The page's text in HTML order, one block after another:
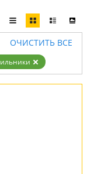
ОЧИСТИТЬ ВСЕ